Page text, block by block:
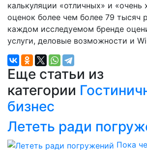
калькуляции «отличных» и «очень
оценок более чем более 79 тысяч
каждом исследуемом бренде
услуги, деловые возможности и
Еще статьи из
категории
бизнес
Лететь ради
Пока